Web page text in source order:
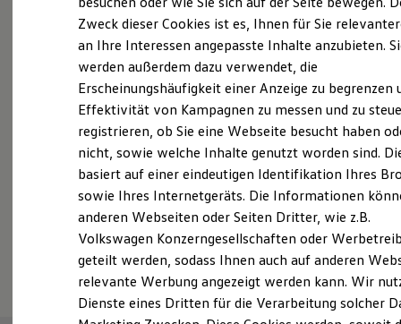
Laden
Laden unterwegs
Laden Zuhause
Ladezeitensimulator
Batterie
Sicherheit
Garantie und Lebensdauer
Nachhaltigkeit
Technologie
Kosten und Kauf
Verbrauchskosten
Kaufoptionen
E-Auto-Förderung
Software und Konnektivität
Die ID. Software 6
ID. Software Versionen und Updates
Digitale Extras
Schnittstellen zu Ihrem ID.
Fahrzeugangebot anfordern
Servicetermin buchen
Serviceanfrage stellen
Zweck dieser Cookies ist es, Ihnen für Sie
an Ihre Interessen angepasste Inhalte anzubieten.
werden außerdem dazu verwendet, die
Erscheinungshäufigkeit einer Anzeige zu begrenzen
Effektivität von Kampagnen zu messen und zu
registrieren, ob Sie eine Webseite besucht haben
nicht, sowie welche Inhalte genutzt worden sind.
basiert auf einer eindeutigen Identifikation Ihres
sowie Ihres Internetgeräts. Die Informationen
anderen Webseiten oder Seiten Dritter, wie z.B.
Volkswagen Konzerngesellschaften oder
geteilt werden, sodass Ihnen auch auf anderen
relevante Werbung angezeigt werden kann. Wir
Dienste eines Dritten für die Verarbeitung solcher